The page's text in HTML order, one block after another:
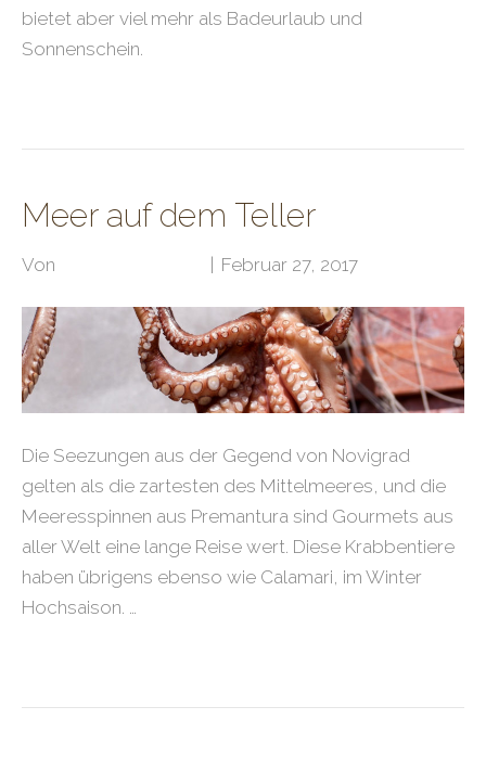
bietet aber viel mehr als Badeurlaub und
Sonnenschein.
Meer auf dem Teller
Von Februar 27, 2017
Die Seezungen aus der Gegend von Novigrad
gelten als die zartesten des Mittelmeeres, und die
Meeresspinnen aus Premantura sind Gourmets aus
aller Welt eine lange Reise wert. Diese Krabbentiere
haben übrigens ebenso wie Calamari, im Winter
Hochsaison. …